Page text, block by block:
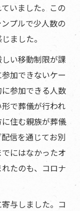
いました。この
プルで少人数の
ました。
い移動制限が課
加できないケー
参加できる人数
で葬儀が行われ
住む親族が葬儀
信を通じてお別
にはなかったオ
たのも、コロナ
与しました。コ